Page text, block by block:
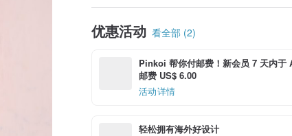
优惠活动 看全部 (2)
Pinkoi 帮你付邮费！新会员 7 天内于
邮费 US$ 6.00
活动详情
轻松拥有海外好设计